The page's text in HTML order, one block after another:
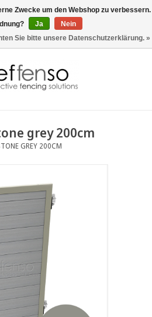
grey 200cm
GREY 200CM
Zwecke um den Webshop zu verbessern.
Ja
Nein
Sie bitte unsere Datenschutzerklärung. »